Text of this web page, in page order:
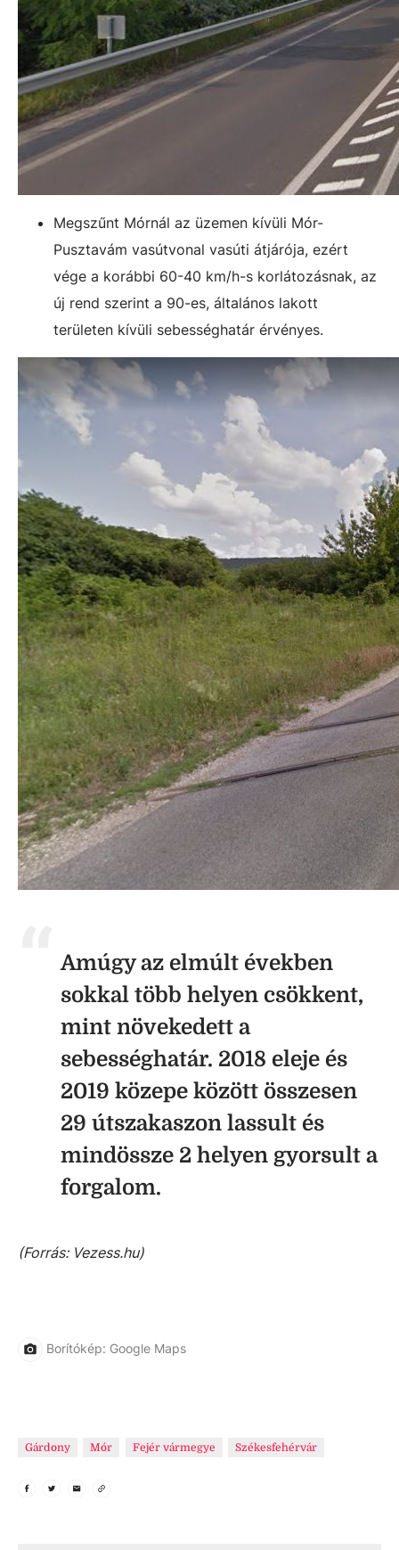
Megszűnt Mórnál az üzemen kívüli Mór-
Pusztavám vasútvonal vasúti átjárója, ezért
vége a korábbi 60-40 km/h-s korlátozásnak, az
új rend szerint a 90-es, általános lakott
területen kívüli sebességhatár érvényes.
Amúgy az elmúlt években
sokkal több helyen csökkent,
mint növekedett a
sebességhatár. 2018 eleje és
2019 közepe között összesen
29 útszakaszon lassult és
mindössze 2 helyen gyorsult a
forgalom.
(Forrás: Vezess.hu)
Borítókép: Google Maps
Gárdony Mór Fejér vármegye Székesfehérvár